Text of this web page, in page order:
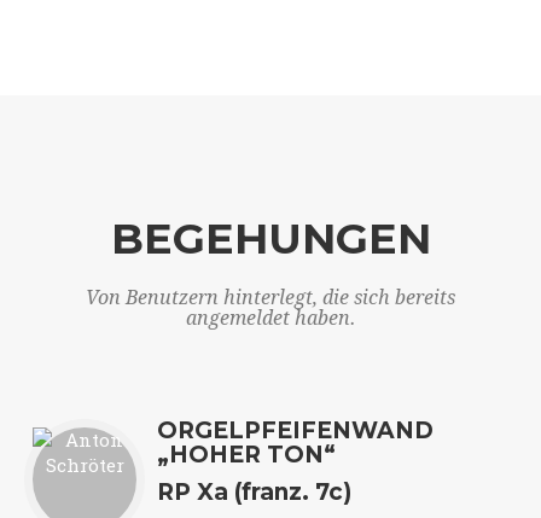
BEGEHUNGEN
Von Benutzern hinterlegt, die sich bereits
angemeldet haben.
ORGELPFEIFENWAND
„HOHER TON“
RP Xa (franz. 7c)